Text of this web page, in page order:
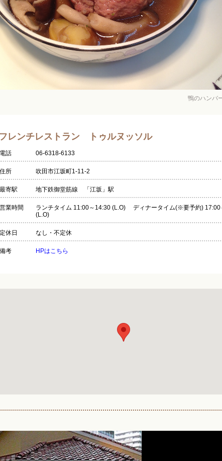
鴨のハンバ
フレンチレストラン トゥルヌッソル
電話 06-6318-6133
住所 吹田市江坂町1-11-2
最寄駅 地下鉄御堂筋線 「江坂」駅
営業時間
ランチタイム 11:00～14:30 (L.O) ディナータイム(※要予約) 17:00
(L.O)
定休日 なし・不定休
備考 HPはこちら